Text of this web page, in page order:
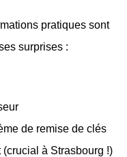
pratiques sont
surprises :
de remise de clés
à Strasbourg !)